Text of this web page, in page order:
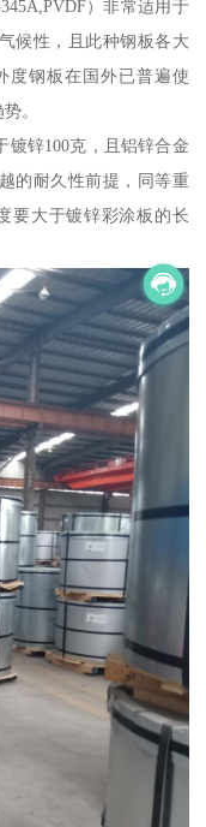
）非常适用于
候性，且此种钢板各大
度钢板在国外已普遍使
。
镀锌100克，且铝锌合金
的耐久性前提，同等重
要大于镀锌彩涂板的长